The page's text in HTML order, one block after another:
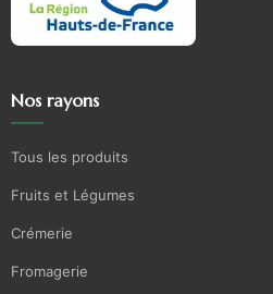
Nos rayons
Tous les produits
Fruits et Légumes
Crémerie
Fromagerie